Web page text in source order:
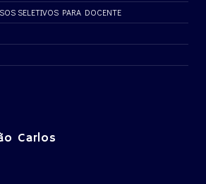
SELETIVOS PARA DOCENTE
Carlos